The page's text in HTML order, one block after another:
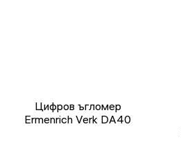
Цифров ъгломер
Ermenrich Verk DA40